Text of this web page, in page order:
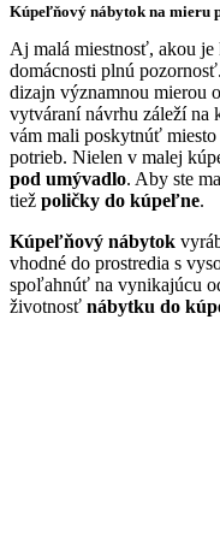
Kúpeľňový nábytok na mieru
Aj malá miestnosť, akou
domácnosti plnú
dizajn významnou mierou
vytváraní návrhu záleží na
vám mali poskytnúť
potrieb. Nielen v malej
pod umývadlo. Aby ste
tiež poličky do kúpeľne.
Kúpeľňový nábytok
vhodné do prostredia s
spoľahnúť na vynikajúcu
životnosť nábytku do